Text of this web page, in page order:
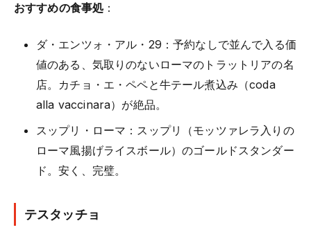
おすすめの食事処 ：
ダ・エンツォ・アル・29：予約なしで並んで入る価
値のある、気取りのないローマのトラットリアの名
店。カチョ・エ・ペペと牛テール煮込み（coda
alla vaccinara）が絶品。
スップリ・ローマ：スップリ（モッツァレラ入りの
ローマ風揚げライスボール）のゴールドスタンダー
ド。安く、完璧。
テスタッチョ